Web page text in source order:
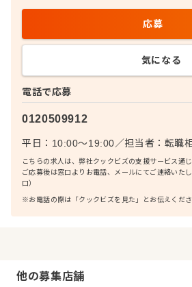
電話で応募
0120509912
平日：10:00〜19:00／担当者： 転職
こちらの求人は、弊社クックビズの支援サービス通じ
ご応募後は窓口よりお電話、メールにてご連絡いた
口）
※お電話の際は「クックビズを見た」とお伝えくださ
応募
気になる
他の募集店舗